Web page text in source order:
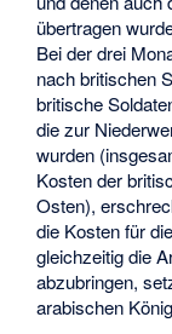
übertragen
Bei der drei
nach britischen
britische
die zur
wurden
Kosten der
Osten),
die Kosten für
gleichzeitig die
abzubringen,
arabischen